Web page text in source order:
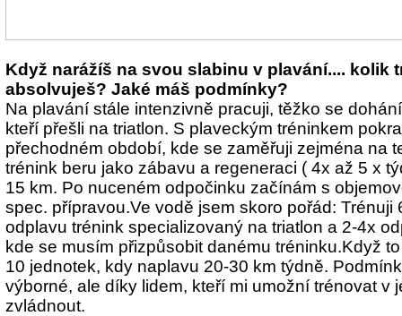
Když narážíš na svou slabinu v plavání.... kolik
absolvuješ? Jaké máš podmínky?
Na plavání stále intenzivně pracuji, těžko se
kteří přešli na triatlon. S plaveckým tréninkem
přechodném období, kde se zaměřuji zejména na
trénink beru jako zábavu a regeneraci ( 4x až 5 x
15 km. Po nuceném odpočinku začínám s
spec. přípravou.Ve vodě jsem skoro pořád: Trénuji
odplavu trénink specializovaný na triatlon a 2-4x
kde se musím přizpůsobit danému tréninku.Když
10 jednotek, kdy naplavu 20-30 km týdně.
výborné, ale díky lidem, kteří mi umožní trénovat v
zvládnout.